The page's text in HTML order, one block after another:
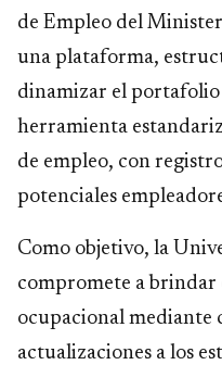
de Empleo del
una plataforma,
dinamizar el
herramienta
de empleo, con
potenciales
Como objetivo, la
compromete a brindar
ocupacional mediante
actualizaciones a los